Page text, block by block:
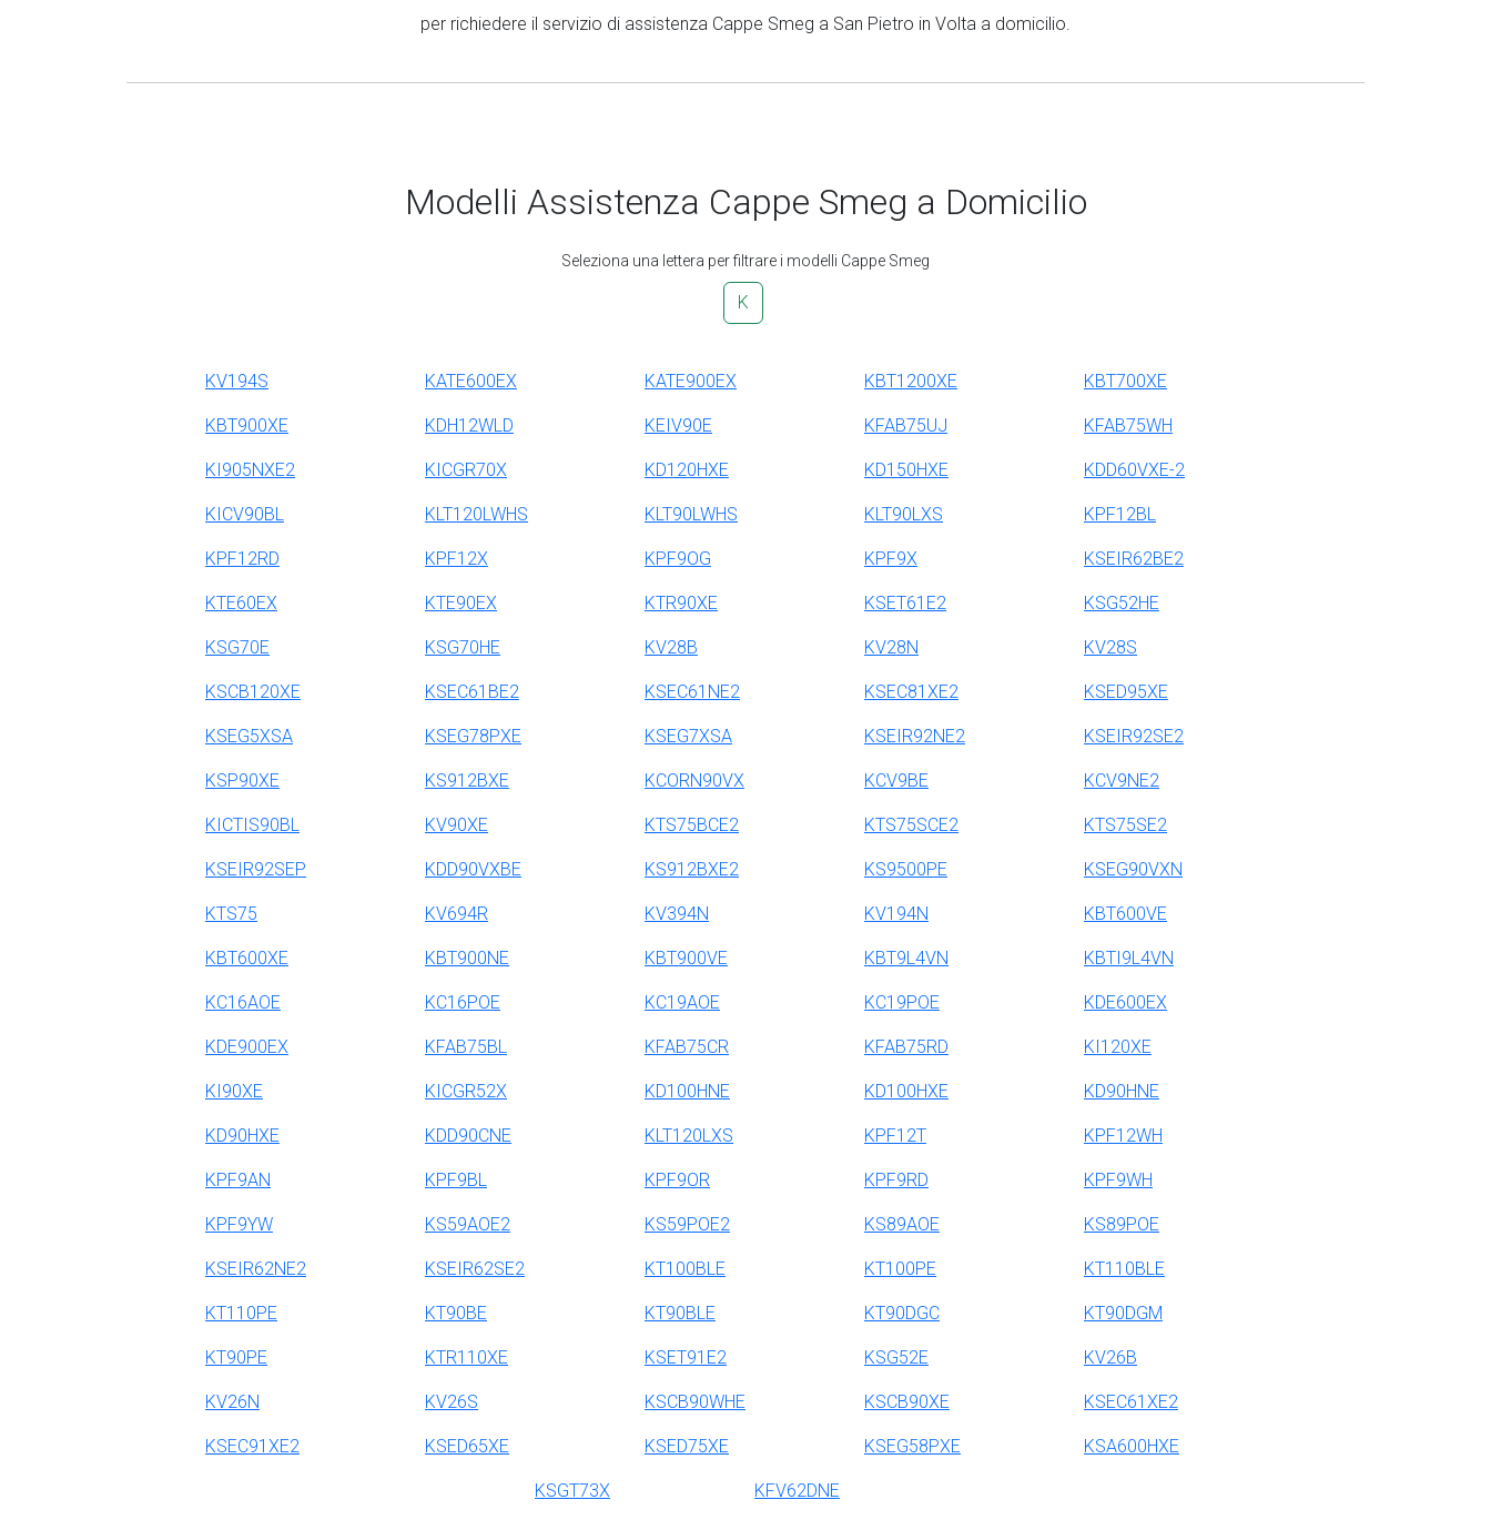
per richiedere il servizio di assistenza Cappe Smeg a San Pietro in Volta a domicilio.
Modelli Assistenza Cappe Smeg a Domicilio
Seleziona una lettera per filtrare i modelli Cappe Smeg
K
KV194S KATE600EX KATE900EX KBT1200XE KBT700XE
KBT900XE KDH12WLD KEIV90E KFAB75UJ KFAB75WH
KI905NXE2 KICGR70X KD120HXE KD150HXE KDD60VXE-2
KICV90BL KLT120LWHS KLT90LWHS KLT90LXS KPF12BL
KPF12RD KPF12X KPF9OG KPF9X KSEIR62BE2
KTE60EX KTE90EX KTR90XE KSET61E2 KSG52HE
KSG70E KSG70HE KV28B KV28N KV28S
KSCB120XE KSEC61BE2 KSEC61NE2 KSEC81XE2 KSED95XE
KSEG5XSA KSEG78PXE KSEG7XSA KSEIR92NE2 KSEIR92SE2
KSP90XE KS912BXE KCORN90VX KCV9BE KCV9NE2
KICTIS90BL KV90XE KTS75BCE2 KTS75SCE2 KTS75SE2
KSEIR92SEP KDD90VXBE KS912BXE2 KS9500PE KSEG90VXN
KTS75 KV694R KV394N KV194N KBT600VE
KBT600XE KBT900NE KBT900VE KBT9L4VN KBTI9L4VN
KC16AOE KC16POE KC19AOE KC19POE KDE600EX
KDE900EX KFAB75BL KFAB75CR KFAB75RD KI120XE
KI90XE KICGR52X KD100HNE KD100HXE KD90HNE
KD90HXE KDD90CNE KLT120LXS KPF12T KPF12WH
KPF9AN KPF9BL KPF9OR KPF9RD KPF9WH
KPF9YW KS59AOE2 KS59POE2 KS89AOE KS89POE
KSEIR62NE2 KSEIR62SE2 KT100BLE KT100PE KT110BLE
KT110PE KT90BE KT90BLE KT90DGC KT90DGM
KT90PE KTR110XE KSET91E2 KSG52E KV26B
KV26N KV26S KSCB90WHE KSCB90XE KSEC61XE2
KSEC91XE2 KSED65XE KSED75XE KSEG58PXE KSA600HXE
KSGT73X KFV62DNE